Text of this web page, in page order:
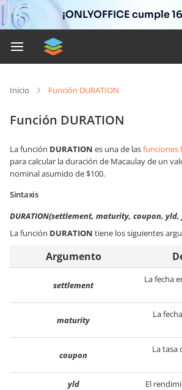
¡ONLYOFFICE cumple
Inicio Función DURATION
Función DURATION
La función DURATION es una de lasfunciones
para calcular la duración de Macaulay de un
nominal asumido de $100.
Sintaxis
DURATION(settlement, maturity, coupon,
La función DURATION tiene los siguientes
Argumento
settlement
La fecha
maturity
La
coupon
La tasa
yld El